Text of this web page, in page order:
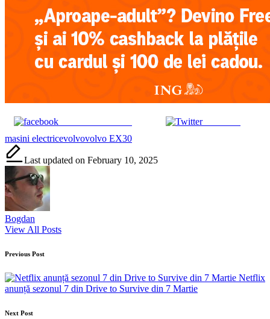
Post on X
Tags:
masini electricevolvovolvo EX30
Last updated on February 10, 2025
Bogdan
View All Posts
Post
navigation
Previous Post
Netflix
anunță sezonul 7 din Drive to Survive din 7 Martie
Next Post